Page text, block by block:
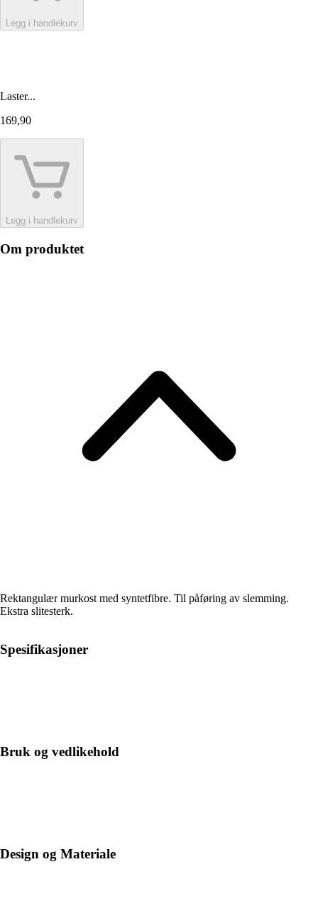
Legg i handlekurv
Laster...
169,90
Legg i handlekurv
Om produktet
Rektangulær murkost med syntetfibre. Til påføring av slemming.
Ekstra slitesterk.
Spesifikasjoner
Bruk og vedlikehold
Design og Materiale